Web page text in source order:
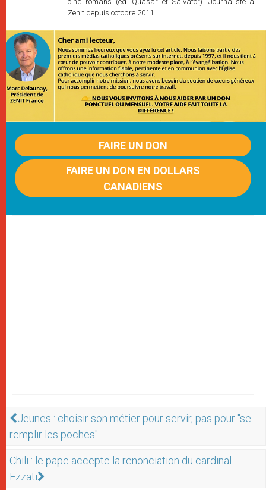
Zenit depuis octobre 2011.
FAIRE UN DON
FAIRE UN DON EN DOLLARS
CANADIENS
Jeunes : choisir son métier pour servir, pas pour "se
remplir les poches"
Chili : le pape accepte la renonciation du cardinal
Ezzati